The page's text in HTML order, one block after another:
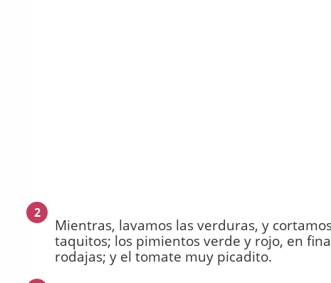
2
Mientras, lavamos las verduras, y
taquitos; los pimientos verde y rojo, en
rodajas; y el tomate muy picadito.